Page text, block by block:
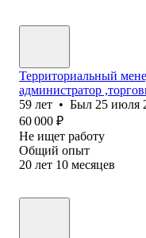
Территориальный
администратор
59 лет • Был 25 июля
60 000 ₽
Не ищет работу
Общий опыт
20 лет 10 месяцев